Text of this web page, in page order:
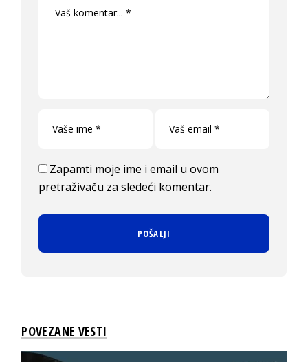
Zapamti moje ime i email u ovom
pretraživaču za sledeći komentar.
POVEZANE VESTI